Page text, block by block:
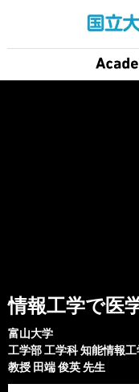
情報工学で医
富山大学
工学部工学科 知能情報
教授 田端 俊英先生